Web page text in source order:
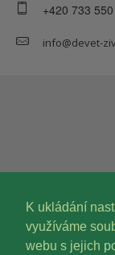
K ukládání
využíváme
webu s jejich
+420 733
info@devet-
Copyright ©